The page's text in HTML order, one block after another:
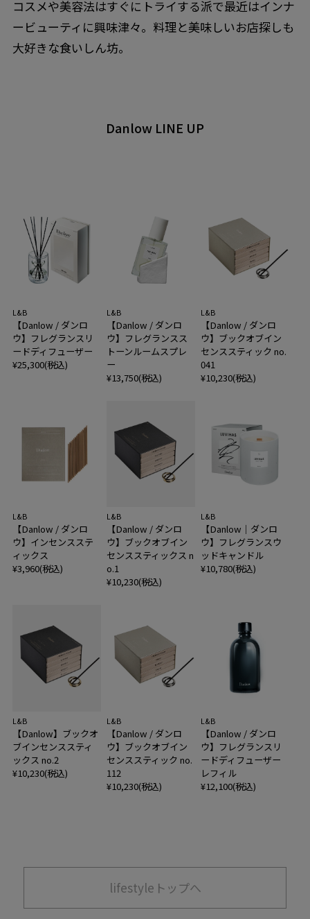
コスメや美容法はすぐにトライする派で最近はインナ
ービューティに興味津々。料理と美味しいお店探しも
大好きな食いしん坊。
Danlow LINE UP
L&B
【Danlow / ダンロ
ウ】フレグランスリ
ードディフューザー
¥25,300(税込)
L&B
【Danlow / ダンロ
ウ】フレグランスス
トーンルームスプレ
ー
¥13,750(税込)
L&B
【Danlow / ダンロ
ウ】ブックオブイン
センススティック no.
041
¥10,230(税込)
L&B
【Danlow / ダンロ
ウ】インセンスステ
ィックス
¥3,960(税込)
L&B
【Danlow / ダンロ
ウ】ブックオブイン
センススティックス n
o.1
¥10,230(税込)
L&B
【Danlow｜ダンロ
ウ】フレグランスウ
ッドキャンドル
¥10,780(税込)
L&B
【Danlow】ブックオ
ブインセンススティ
ックス no.2
¥10,230(税込)
L&B
【Danlow / ダンロ
ウ】ブックオブイン
センススティック no.
112
¥10,230(税込)
L&B
【Danlow / ダンロ
ウ】フレグランスリ
ードディフューザー
レフィル
¥12,100(税込)
lifestyleトップへ